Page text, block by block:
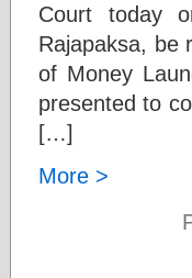
Court today
Rajapaksa, be
of Money
presented to
[…]
More >